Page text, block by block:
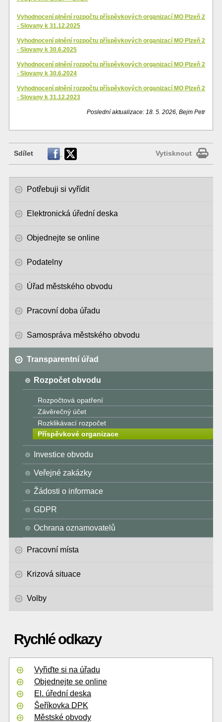
Vyhodnocení plnění rozpočtu příspěvkových organizací MO Plzeň 2
- Slovany k 31.12.2025
Vyhodnocení plnění rozpočtu příspěvkových organizací MO Plzeň 2
- Slovany k 30.6.2025
Vyhodnocení plnění rozpočtu příspěvkových organizací MO Plzeň 2
- Slovany k 30.6.2024
Vyhodnocení plnění rozpočtu příspěvkových organizací MO Plzeň 2
- Slovany k 31.12.2023
Poslední aktualizace: 18. 5. 2026, Bejm Petr
Sdílet Vytisknout
Potřebuji si vyřídit
Elektronická úřední deska
Objednejte se online
Podatelny
Úřad městského obvodu
Pracovní doba úřadu
Samospráva městského obvodu
Transparentní úřad
Rozpočet obvodu
Rozpočtová opatření
Závěrečný účet
Rozklikávací rozpočet
Příspěvkové organizace
Investice obvodu
Veřejné zakázky
Žádosti o informace
GDPR
Ochrana oznamovatelů
Pracovní místa
Krizová situace
Volby
Rychlé odkazy
Vyřiďte si na úřadu
Objednejte se online
El. úřední deska
Šeříkovka DPK
Městské obvody